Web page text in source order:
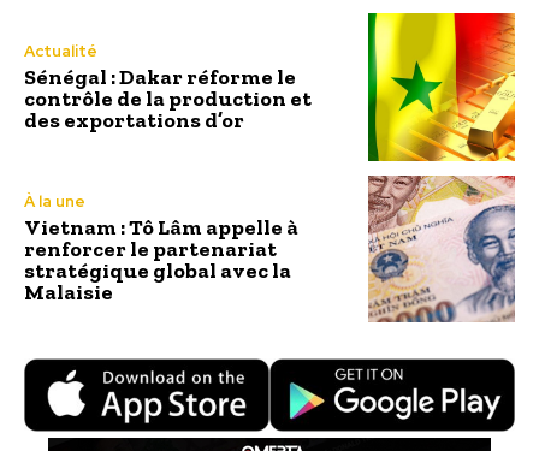
Actualité
Sénégal : Dakar réforme le
contrôle de la production et
des exportations d’or
À la une
Vietnam : Tô Lâm appelle à
renforcer le partenariat
stratégique global avec la
Malaisie